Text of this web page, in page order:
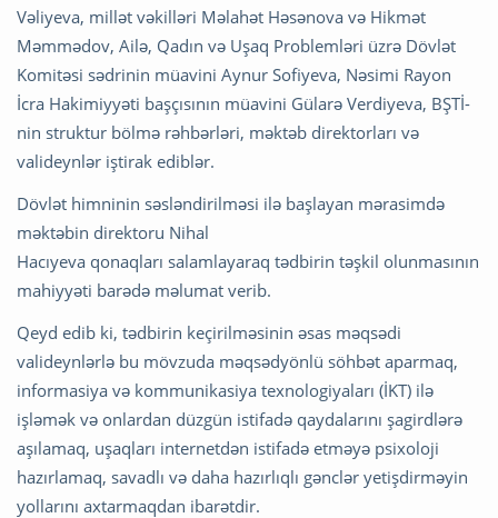
Vəliyeva, millət vəkilləri Məlahət Həsənova və Hikmət
Məmmədov, Ailə, Qadın və Uşaq Problemləri üzrə Dövlət
Komitəsi sədrinin müavini Aynur Sofiyeva, Nəsimi Rayon
İcra Hakimiyyəti başçısının müavini Gülarə Verdiyeva, BŞTİ-
nin struktur bölmə rəhbərləri, məktəb direktorları və
valideynlər iştirak ediblər.
Dövlət himninin səsləndirilməsi ilə başlayan mərasimdə
məktəbin direktoru Nihal
Hacıyeva qonaqları salamlayaraq tədbirin təşkil olunmasının
mahiyyəti barədə məlumat verib.
Qeyd edib ki, tədbirin keçirilməsinin əsas məqsədi
valideynlərlə bu mövzuda məqsədyönlü söhbət aparmaq,
informasiya və kommunikasiya texnologiyaları (İKT) ilə
işləmək və onlardan düzgün istifadə qaydalarını şagirdlərə
aşılamaq, uşaqları internetdən istifadə etməyə psixoloji
hazırlamaq, savadlı və daha hazırlıqlı gənclər yetişdirməyin
yollarını axtarmaqdan ibarətdir.